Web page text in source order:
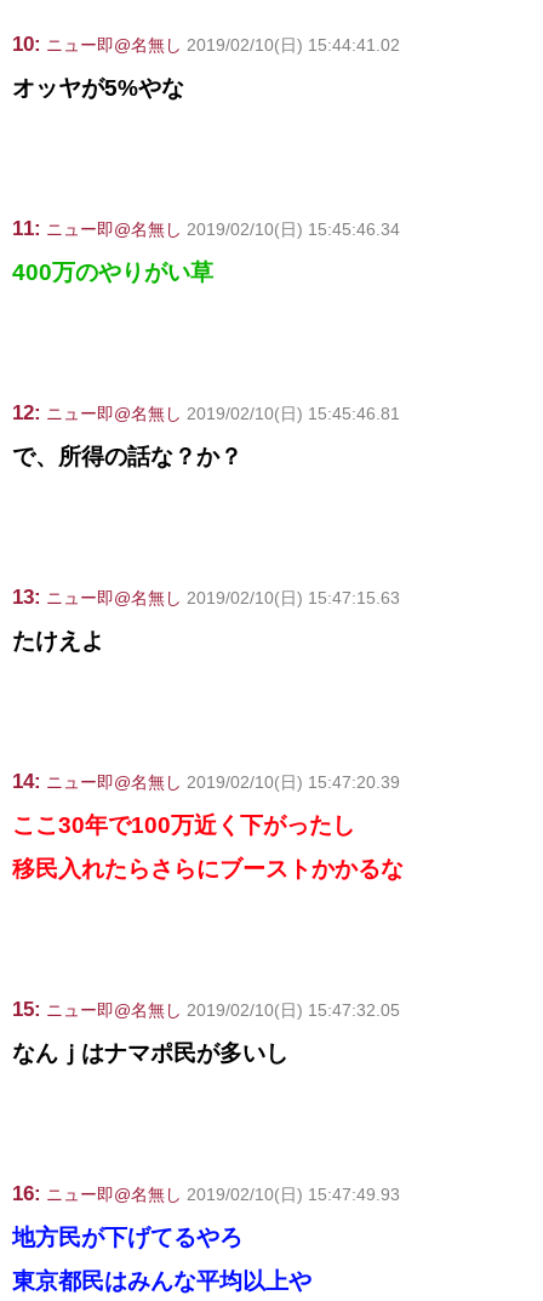
10: ニュー即@名無し 2019/02/10(日) 15:44:41.02
オッヤが5%やな
11: ニュー即@名無し 2019/02/10(日) 15:45:46.34
400万のやりがい草
12: ニュー即@名無し 2019/02/10(日) 15:45:46.81
で、所得の話な？か？
13: ニュー即@名無し 2019/02/10(日) 15:47:15.63
たけえよ
14: ニュー即@名無し 2019/02/10(日) 15:47:20.39
ここ30年で100万近く下がったし
移民入れたらさらにブーストかかるな
15: ニュー即@名無し 2019/02/10(日) 15:47:32.05
なんｊはナマポ民が多いし
16: ニュー即@名無し 2019/02/10(日) 15:47:49.93
地方民が下げてるやろ
東京都民はみんな平均以上や